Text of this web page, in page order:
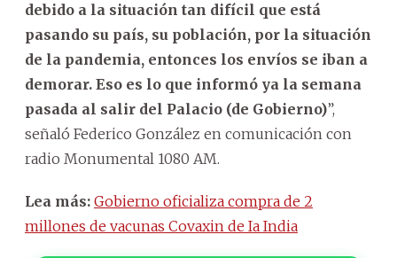
debido a la situación tan difícil que está
pasando su país, su población, por la situación
de la pandemia, entonces los envíos se iban a
demorar. Eso es lo que informó ya la semana
pasada al salir del Palacio (de Gobierno)”,
señaló Federico González en comunicación con
radio Monumental 1080 AM.
Lea más: Gobierno oficializa compra de 2
millones de vacunas Covaxin de Ia India